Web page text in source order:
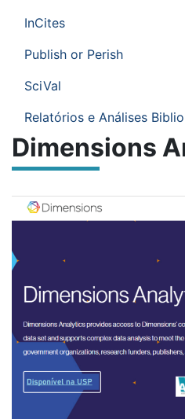
InCites
Publish or Perish
SciVal
Relatórios e Análises
Dimensions